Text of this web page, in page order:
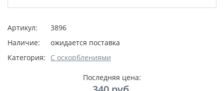
Артикул:
3896
Наличие:
ожидается поставка
Категория:
С оскорблениями
Последняя цена: